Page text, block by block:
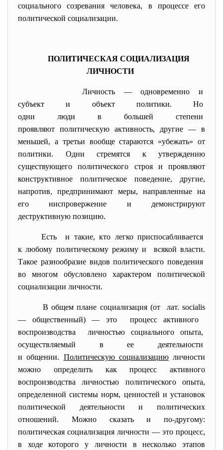
социального созревания человека, в процессе его
политической социализации.
ПОЛИТИЧЕСКАЯ СОЦИАЛИЗАЦИЯ
ЛИЧНОСТИ
Личность — одновременно и
субъект и объект политики. Но
одни люди в большей степени
проявляют политическую активность, другие — в
меньшей, а третьи вообще стараются «убежать» от
политики. Одни стремятся к утверждению
существующего политического строя и проявляют
конструктивное политическое поведение, другие,
напротив, предпринимают меры, направленные на
его ниспровержение и демонстрируют
деструктивную позицию.
Есть и такие, кто легко приспосабливается
к любому политическому режиму и всякой власти.
Такое разнообразие видов политического поведения
во многом обусловлено характером политической
социализации личности.
В общем плане социализация (от лат. socialis
— общественный) — это процесс активного
воспроизводства личностью социального опыта,
осуществляемый в ее деятельности
и общении. Политическую социализациюличности
можно определить как процесс активного
воспроизводства личностью политического опыта,
определенной системы норм, ценностей и установок
политической деятельности и политических
отношений. Можно сказать и по-другому:
политическая социализация личности — это процесс,
в ходе которого у личности в несколько этапов